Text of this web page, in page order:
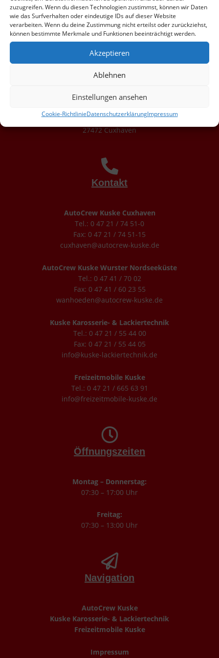
zuzugreifen. Wenn du diesen Technologien zustimmst, können wir Daten
wie das Surfverhalten oder eindeutige IDs auf dieser Website
verarbeiten. Wenn du deine Zustimmung nicht erteilst oder zurückziehst,
können bestimmte Merkmale und Funktionen beeinträchtigt werden.
Akzeptieren
Ablehnen
Einstellungen ansehen
Cookie-RichtlinieDatenschutzerklärungImpressum
AutoCrew KuskeWurster Nordseeküste
Wannaer Weg 2a
27639 Wurster Nordseeküste
Kuske Karosserie- & Lackiertechnik
Humphry-Davy-Str. 44
Meyerstraße 29
27472 Cuxhaven
Kontakt
AutoCrew Kuske Cuxhaven
Tel.: 0 47 21 / 74 51-0
Fax: 0 47 21 / 74 51-15
cuxhaven@autocrew-kuske.de
AutoCrew Kuske Wurster Nordseeküste
Tel.: 0 47 41 / 70 02
Fax: 0 47 41 / 60 23 55
wanhoeden@autocrew-kuske.de
Kuske Karosserie- & Lackiertechnik
Tel.: 0 47 21 / 55 44 00
Fax: 0 47 21 / 55 44 05
info@kuske-lackiertechnik.de
Freizeitmobile Kuske
Tel.: 0 47 21 / 665 63 91
info@freizeitmobile-kuske.de
Öffnungszeiten
Montag – Donnerstag:
07:30 – 17:00 Uhr
Freitag:
07:30 – 13:00 Uhr
Navigation
AutoCrew Kuske
Kuske Karosserie- & Lackiertechnik
Freizeitmobile Kuske
Impressum